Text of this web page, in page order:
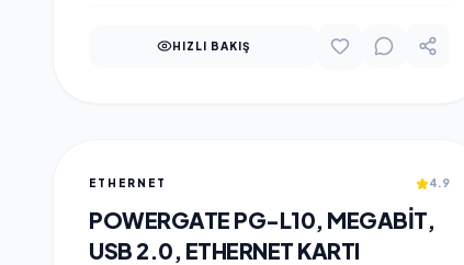
HIZLI BAKIŞ
ETHERNET 4.9
POWERGATE PG-L10, MEGABIT,
USB 2.0, ETHERNET KARTI